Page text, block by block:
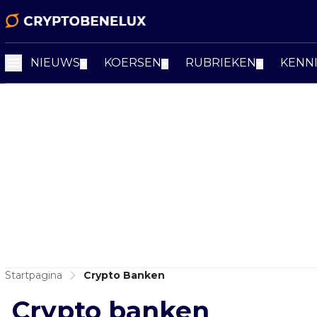
NIEUWS KOERSEN RUBRIEKEN
Startpagina Crypto Banken
Crypto banken